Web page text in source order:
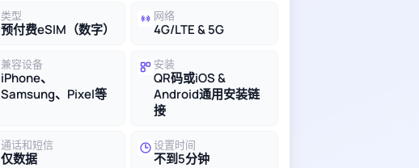
类型
预付费eSIM（数字）
网络
4G/LTE & 5G
兼容设备
iPhone、
Samsung、Pixel等
安装
QR码或iOS &
Android通用安装链
接
通话和短信
仅数据
设置时间
不到5分钟